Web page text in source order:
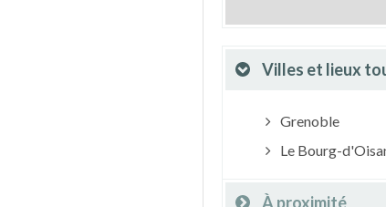
Villes et lieux
Grenoble
Le Bourg-
À proximité